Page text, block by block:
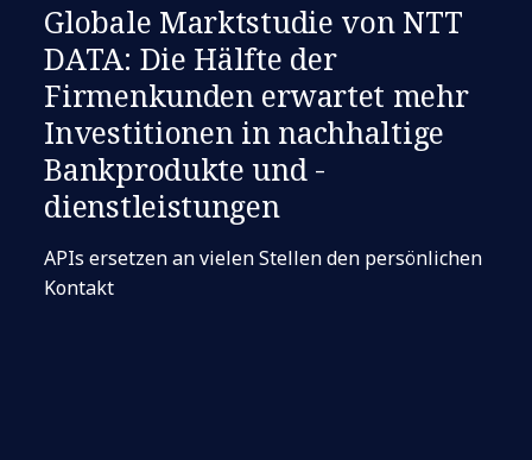
Globale Marktstudie von NTT
DATA: Die Hälfte der
Firmenkunden erwartet mehr
Investitionen in nachhaltige
Bankprodukte und -
dienstleistungen
APIs ersetzen an vielen Stellen den persönlichen
Kontakt